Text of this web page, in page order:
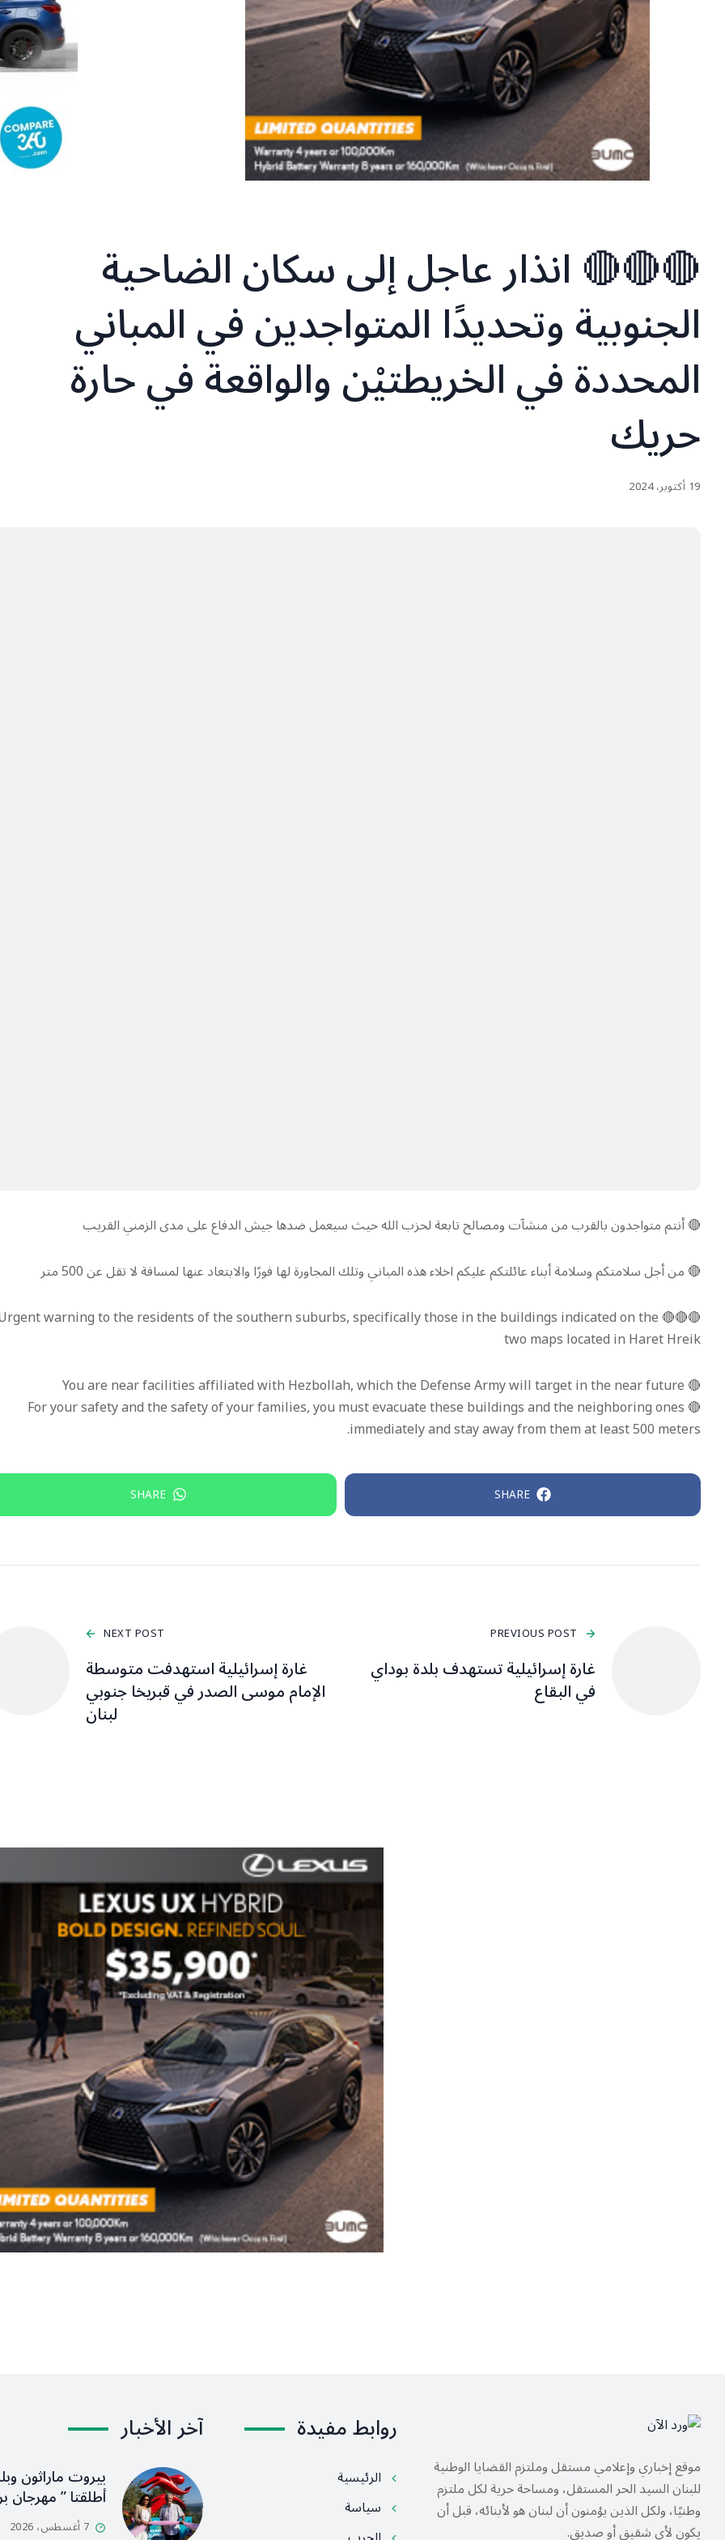
🔴🔴🔴 انذار عاجل إلى سكان الضاحية
الجنوبية وتحديدًا المتواجدين في المباني
المحددة في الخريطتيْن والواقعة في حارة
حريك
19 أكتوبر، 2024
🔴 أنتم متواجدون بالقرب من منشآت ومصالح تابعة لحزب الله حيث سيعمل ضدها جيش الدفاع على مدى الزمني القريب
🔴 من أجل سلامتكم وسلامة أبناء عائلتكم عليكم اخلاء هذه المباني وتلك المجاورة لها فورًا والابتعاد عنها لمسافة لا تقل عن 500 متر
Urgent warning to the residents of the southern suburbs, specifically those in the buildings indicated on the
two maps located in Haret Hreik
🔴 You are near facilities affiliated with Hezbollah, which the Defense Army will target in the near future
🔴 For your safety and the safety of your families, you must evacuate these buildings and the neighboring ones
immediately and stay away from them at least 500 meters.
SHARE
SHARE
PREVIOUS POST
غارة إسرائيلية تستهدف بلدة بوداي
في البقاع
NEXT POST
غارة إسرائيلية استهدفت متوسطة
الإمام موسى الصدر في قبريخا جنوبي
لبنان
موقع إخباري وإعلامي مستقل وملتزم القضايا الوطنية
للبنان السيد الحر المستقل، ومساحة حرية لكل ملتزم
وطنيًا، ولكل الذين يؤمنون أن لبنان هو لأبنائه، قبل أن
يكون لأي شقيق أو صديق.
روابط مفيدة
الرئيسية
سياسة
آخر الأخبار
بيروت ماراثون
أطلقتا ” مهرجان
7 أغسطس، 2026